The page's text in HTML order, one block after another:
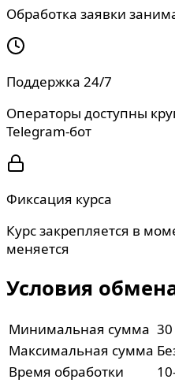
Обработка заявки
Поддержка 24/7
Операторы доступны
Telegram-бот
Фиксация курса
Курс закрепляется в
меняется
Условия
Минимальная сумма 30
Максимальная сумма
Время обработки